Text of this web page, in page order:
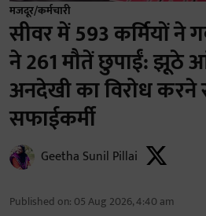
मजदूर/कर्मचारी
सीवर में 593 कर्मियों ने
ने 261 मौतें छुपाईं: झूठे
अनदेखी का विरोध
सफाईकर्मी
Geetha Sunil Pillai
Published on: 05 Aug 2026, 4:40 am